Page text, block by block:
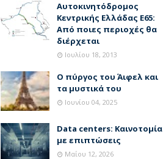
Αυτοκινητόδρομος
Κεντρικής Ελλάδας Ε65:
Από ποιες περιοχές θα
διέρχεται
Ιουλίου 18, 2013
Ο πύργος του Άιφελ και
τα μυστικά του
Ιουνίου 04, 2025
Data centers: Καινοτομία
με επιπτώσεις
Μαΐου 12, 2026